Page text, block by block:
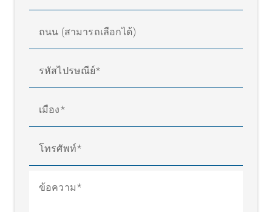
ถนน (สามารถเลือกได้)
รหัสไปรษณีย์
เมือง
โทรศัพท์
ข้อความ